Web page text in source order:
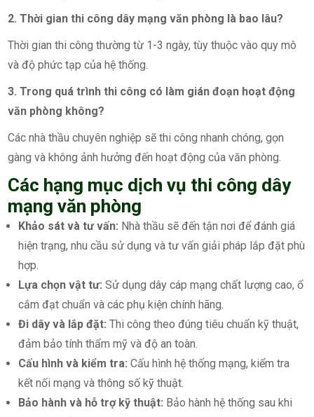
2. Thời gian thi công dây mạng văn phòng là bao lâu?
Thời gian thi công thường từ 1-3 ngày, tùy thuộc vào quy mô
và độ phức tạp của hệ thống.
3. Trong quá trình thi công có làm gián đoạn hoạt động
văn phòng không?
Các nhà thầu chuyên nghiệp sẽ thi công nhanh chóng, gọn
gàng và không ảnh hưởng đến hoạt động của văn phòng.
Các hạng mục dịch vụ thi công dây
mạng văn phòng
Khảo sát và tư vấn: Nhà thầu sẽ đến tận nơi để đánh giá
hiện trạng, nhu cầu sử dụng và tư vấn giải pháp lắp đặt phù
hợp.
Lựa chọn vật tư: Sử dụng dây cáp mạng chất lượng cao, ổ
cắm đạt chuẩn và các phụ kiện chính hãng.
Đi dây và lắp đặt: Thi công theo đúng tiêu chuẩn kỹ thuật,
đảm bảo tính thẩm mỹ và độ an toàn.
Cấu hình và kiểm tra: Cấu hình hệ thống mạng, kiểm tra
kết nối mạng và thông số kỹ thuật.
Bảo hành và hỗ trợ kỹ thuật: Bảo hành hệ thống sau khi